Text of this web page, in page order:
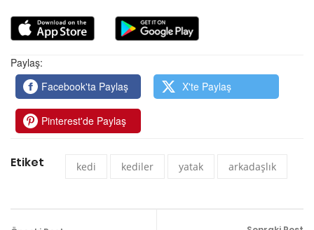
Paylaş:
Facebook'ta Paylaş
X'te Paylaş
Pinterest'de Paylaş
Etiket kedi kediler yatak arkadaşlık